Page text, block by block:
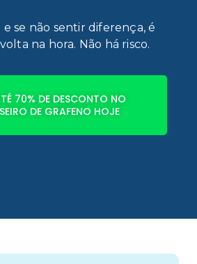
se não sentir diferença, é
na hora. Não há risco.
70% DE DESCONTO NO
DE GRAFENO HOJE